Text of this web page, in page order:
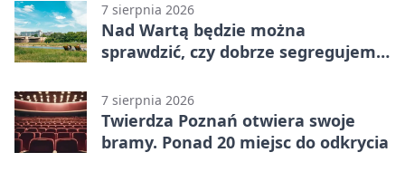
7 sierpnia 2026
Nad Wartą będzie można
sprawdzić, czy dobrze segregujemy
7 sierpnia 2026
Twierdza Poznań otwiera swoje
bramy. Ponad 20 miejsc do odkrycia